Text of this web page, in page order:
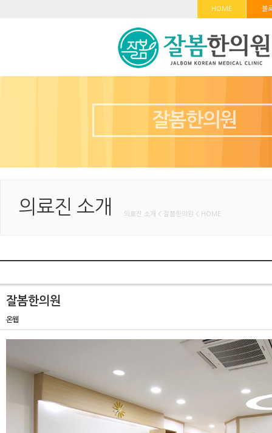
HOME 블
잘봄한의원
의료진 소개 의료진 소개 < 잘봄한의원 < HOME
잘봄한의원
온웹